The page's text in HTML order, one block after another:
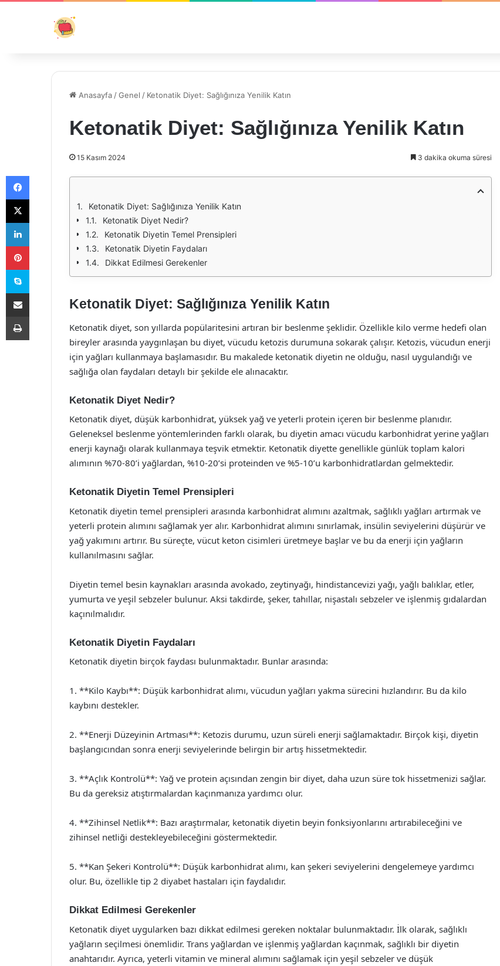
Anasayfa /Genel / Ketonatik Diyet: Sağlığınıza Yenilik Katın
Ketonatik Diyet: Sağlığınıza Yenilik Katın
15 Kasım 2024 3 dakika okuma süresi
Ketonatik Diyet: Sağlığınıza Yenilik Katın
Ketonatik Diyet Nedir?
Ketonatik Diyetin Temel Prensipleri
Ketonatik Diyetin Faydaları
Dikkat Edilmesi Gerekenler
Ketonatik Diyet: Sağlığınıza Yenilik Katın
Ketonatik diyet, son yıllarda popülaritesini artıran bir beslenme şeklidir. Özellikle kilo verme hedefi olan
bireyler arasında yaygınlaşan bu diyet, vücudu ketozis durumuna sokarak çalışır. Ketozis, vücudun enerji
için yağları kullanmaya başlamasıdır. Bu makalede ketonatik diyetin ne olduğu, nasıl uygulandığı ve
sağlığa olan faydaları detaylı bir şekilde ele alınacaktır.
Ketonatik Diyet Nedir?
Ketonatik diyet, düşük karbonhidrat, yüksek yağ ve yeterli protein içeren bir beslenme planıdır.
Geleneksel beslenme yöntemlerinden farklı olarak, bu diyetin amacı vücudu karbonhidrat yerine yağları
enerji kaynağı olarak kullanmaya teşvik etmektir. Ketonatik diyette genellikle günlük toplam kalori
alımının %70-80’i yağlardan, %10-20’si proteinden ve %5-10’u karbonhidratlardan gelmektedir.
Ketonatik Diyetin Temel Prensipleri
Ketonatik diyetin temel prensipleri arasında karbonhidrat alımını azaltmak, sağlıklı yağları artırmak ve
yeterli protein alımını sağlamak yer alır. Karbonhidrat alımını sınırlamak, insülin seviyelerini düşürür ve
yağ yakımını artırır. Bu süreçte, vücut keton cisimleri üretmeye başlar ve bu da enerji için yağların
kullanılmasını sağlar.
Diyetin temel besin kaynakları arasında avokado, zeytinyağı, hindistancevizi yağı, yağlı balıklar, etler,
yumurta ve yeşil sebzeler bulunur. Aksi takdirde, şeker, tahıllar, nişastalı sebzeler ve işlenmiş gıdalardan
kaçınılmalıdır.
Ketonatik Diyetin Faydaları
Ketonatik diyetin birçok faydası bulunmaktadır. Bunlar arasında:
1. **Kilo Kaybı**: Düşük karbonhidrat alımı, vücudun yağları yakma sürecini hızlandırır. Bu da kilo
kaybını destekler.
2. **Enerji Düzeyinin Artması**: Ketozis durumu, uzun süreli enerji sağlamaktadır. Birçok kişi, diyetin
başlangıcından sonra enerji seviyelerinde belirgin bir artış hissetmektedir.
3. **Açlık Kontrolü**: Yağ ve protein açısından zengin bir diyet, daha uzun süre tok hissetmenizi sağlar.
Bu da gereksiz atıştırmalardan kaçınmanıza yardımcı olur.
4. **Zihinsel Netlik**: Bazı araştırmalar, ketonatik diyetin beyin fonksiyonlarını artırabileceğini ve
zihinsel netliği destekleyebileceğini göstermektedir.
5. **Kan Şekeri Kontrolü**: Düşük karbonhidrat alımı, kan şekeri seviyelerini dengelemeye yardımcı
olur. Bu, özellikle tip 2 diyabet hastaları için faydalıdır.
Dikkat Edilmesi Gerekenler
Ketonatik diyet uygularken bazı dikkat edilmesi gereken noktalar bulunmaktadır. İlk olarak, sağlıklı
yağların seçilmesi önemlidir. Trans yağlardan ve işlenmiş yağlardan kaçınmak, sağlıklı bir diyetin
anahtarıdır. Ayrıca, yeterli vitamin ve mineral alımını sağlamak için yeşil sebzeler ve düşük
Facebook
X
LinkedIn
Pinterest
Skype
E-Posta ile paylaş